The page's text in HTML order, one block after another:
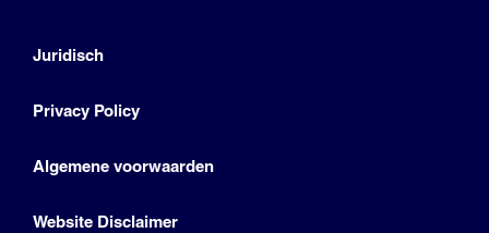
Juridisch
Privacy Policy
Algemene voorwaarden
Website Disclaimer